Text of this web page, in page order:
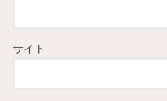
サイト